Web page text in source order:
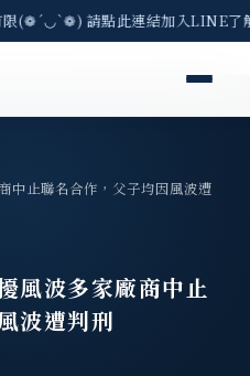
(❁´◡`❁) 請點此連結加入LINE
中止聯名合作，父子均因風波遭
風波多家廠商中止
波遭判刑